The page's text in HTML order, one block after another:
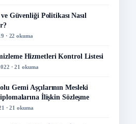
ve Güvenliği Politikası Nasıl
· 22 okuma
Hizmetleri Kontrol Listesi
· 21 okuma
Gemi Aşçılarının Mesleki
İlişkin Sözleşme
· 21 okuma